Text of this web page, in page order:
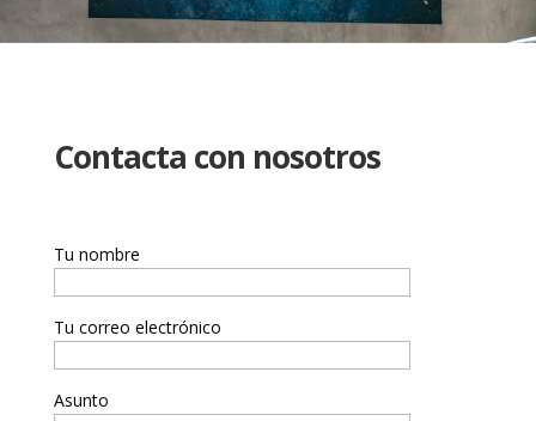
Contacta con nosotros
Tu nombre
Tu correo electrónico
Asunto